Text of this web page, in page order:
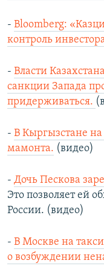
- Bloomberg:
контроль
- Власти
санкции Запада
придерживаться.
- В Кыргызстане
мамонта. (видео)
- Дочь Пескова
Это позволяет ей
России. (видео)
- В Москве на
о возбуждении